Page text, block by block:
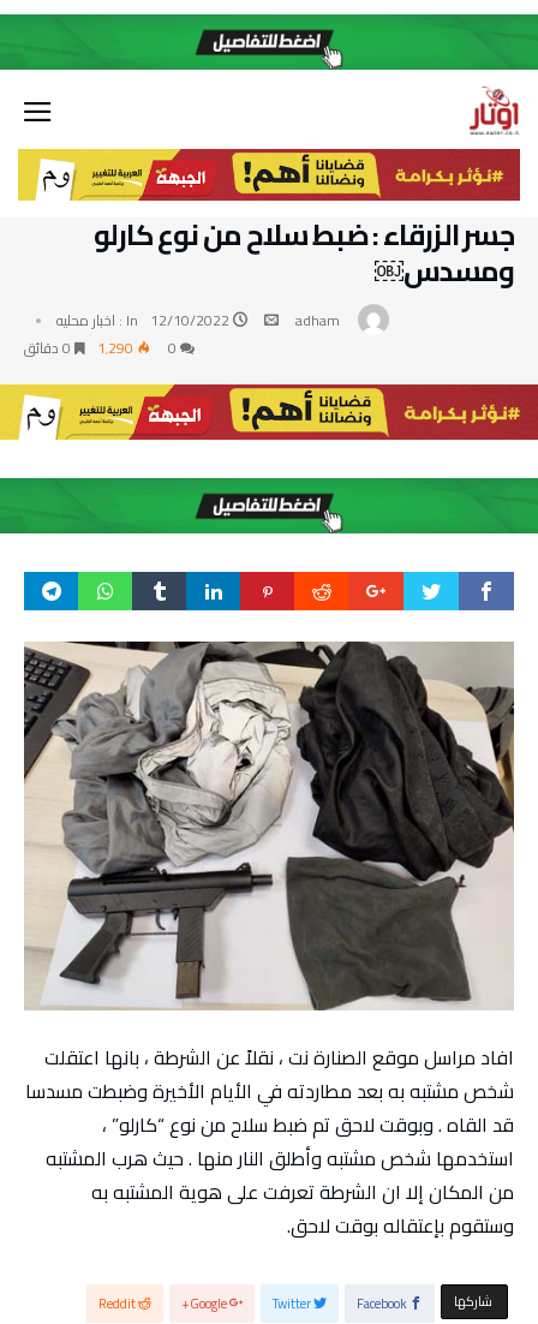
جسر الزرقاء : ضبط سلاح من نوع كارلو
ومسدس￼
adham
12/10/2022
In : اخبار محليه
1٬290 0 ‫دقائق‬
افاد مراسل موقع الصنارة نت ، نقلاً عن الشرطة ، بانها اعتقلت
شخص مشتبه به بعد مطاردته في الأيام الأخيرة وضبطت مسدسا
قد القاه . وبوقت لاحق تم ضبط سلاح من نوع “كارلو” ،
استخدمها شخص مشتبه وأطلق النار منها . حيث هرب المشتبه
من المكان إلا ان الشرطة تعرفت على هوية المشتبه به
وستقوم بإعتقاله بوقت لاحق.
‫‫ شاركها‬ Facebook
Twitter
Google+
Reddit